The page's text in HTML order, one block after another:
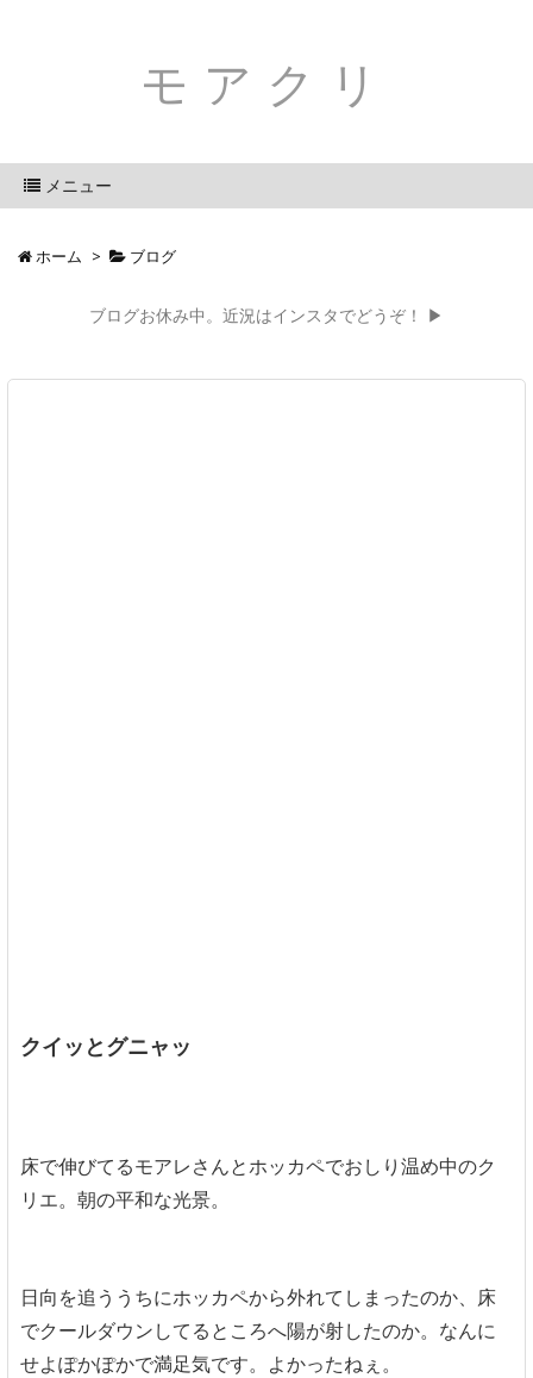
モアクリ
メニュー
ホーム > ブログ
ブログお休み中。近況はインスタでどうぞ！ ▶
クイッとグニャッ
床で伸びてるモアレさんとホッカペでおしり温め中のク
リエ。朝の平和な光景。
日向を追ううちにホッカペから外れてしまったのか、床
でクールダウンしてるところへ陽が射したのか。なんに
せよぽかぽかで満足気です。よかったねぇ。